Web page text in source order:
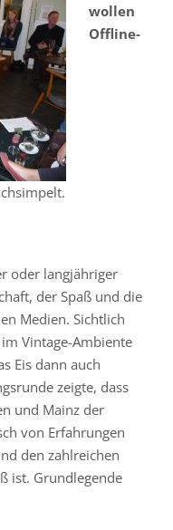
wollen
Offline-
oder langjähriger
der Spaß und die
Medien. Sichtlich
Vintage-Ambiente
Eis dann auch
zeigte, dass
und Mainz der
von Erfahrungen
den zahlreichen
ist. Grundlegende